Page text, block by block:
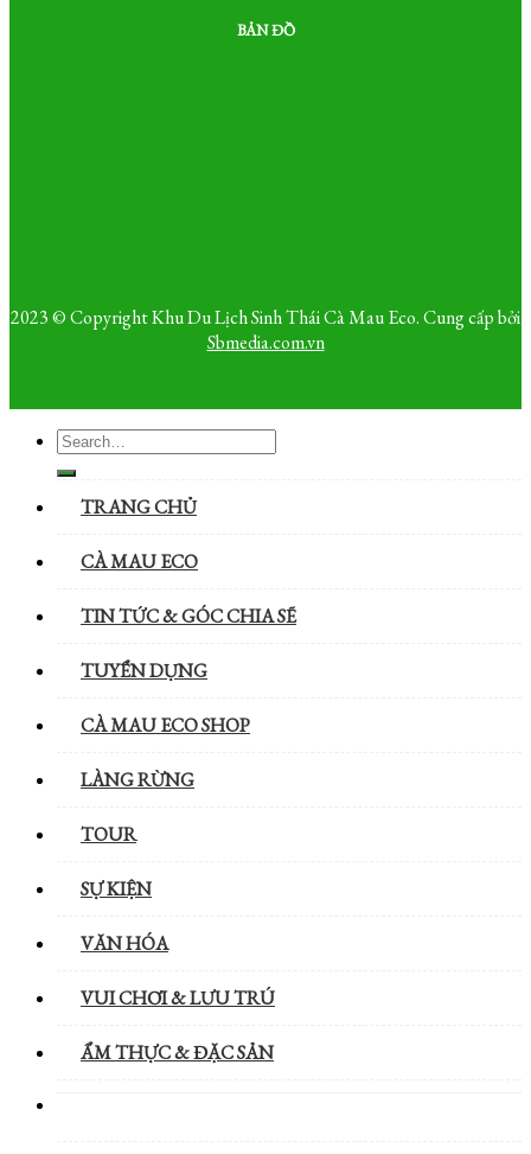
BẢN ĐỒ
2023 © Copyright Khu Du Lịch Sinh Thái Cà Mau Eco. Cung cấp bởi
Sbmedia.com.vn
TRANG CHỦ
CÀ MAU ECO
TIN TỨC & GÓC CHIA SẼ
TUYỂN DỤNG
CÀ MAU ECO SHOP
LÀNG RỪNG
TOUR
SỰ KIỆN
VĂN HÓA
VUI CHƠI & LƯU TRÚ
ẨM THỰC & ĐẶC SẢN